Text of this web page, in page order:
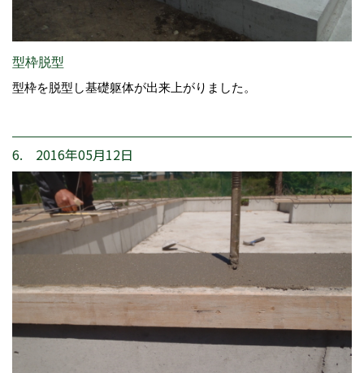
型枠脱型
型枠を脱型し基礎躯体が出来上がりました。
6. 2016年05月12日